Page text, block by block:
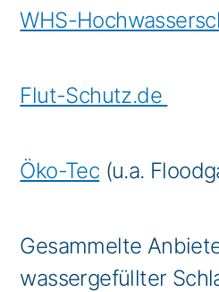
WHS-
Flut-Schutz.de
Öko-Tec (u.a.
Gesammelte
wassergefüllter